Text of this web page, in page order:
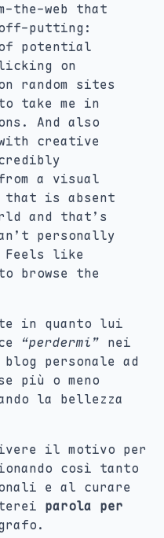
the-web that
putting:
potential
on
random sites
take me in
And also
creative
a visual
is absent
and that’s
personally
Feels like
browse the
in quanto lui
“perdermi” nei
personale ad
più o meno
la bellezza
il motivo per
così tanto
e al curare
parola per